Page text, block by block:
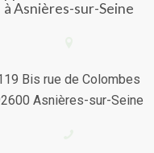
à Asnières-sur-Seine
Bis rue de Colombes
Asnières-sur-Seine